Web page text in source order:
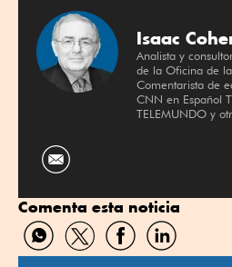
Isaac
Analista y
de la Oficina de la
Comentarista de
CNN en Español
TELEMUNDO y
Comenta esta noticia
Compartir
por
Compartir
por
Compartir
por
Compartir
por